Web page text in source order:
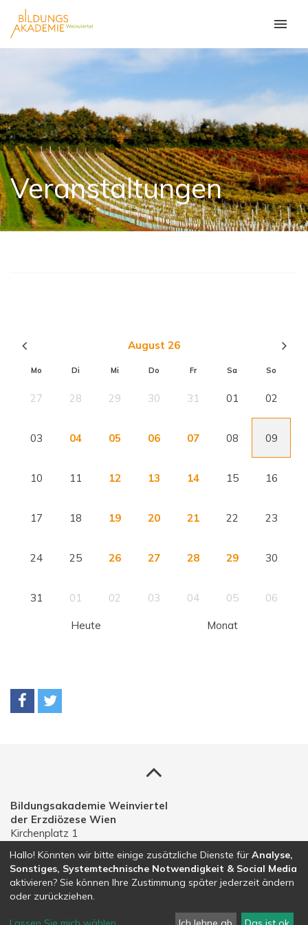
Veranstaltungen
August 26
Mo Di Mi Do Fr Sa So
27 28 29 30 31 01 02
03 04 05 06 07 08 09
10 11 12 13 14 15 16
17 18 19 20 21 22 23
24 25 26 27 28 29 30
31 01 02 03 04 05 06
Heute Monat
Bildungsakademie Weinviertel
der Erzdiözese Wien
Kirchenplatz 1
Telefon: 02574 30203
E-Mail:bildungsakademie.weinviertel@edw.or.at
Hallo! Könnten wir bitte einige zusätzliche Dienste für Analyse,
Sonstiges, Systemtechnische Notwendigkeit & Social Media
aktivieren? Sie können Ihre Zustimmung später jederzeit ändern
oder zurückziehen.